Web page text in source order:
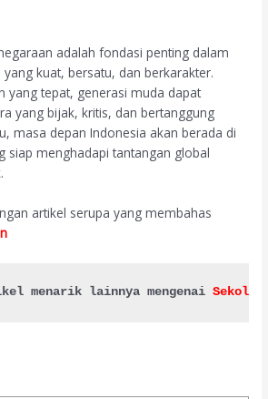
adalah fondasi penting dalam
kuat, bersatu, dan berkarakter.
yang tepat, generasi muda dapat
yang bijak, kritis, dan bertanggung
masa depan Indonesia akan berada di
siap menghadapi tantangan global
artikel serupa yang membahas
menarik lainnya mengenai